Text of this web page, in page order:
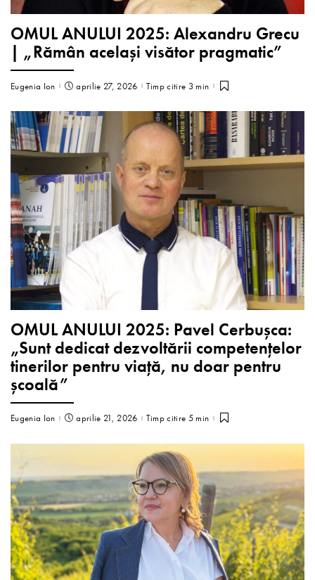
OMUL ANULUI 2025: Alexandru Grecu
| „Rămân același visător pragmatic”
Eugenia Ion aprilie 27, 2026 Timp citire 3 min
OMUL ANULUI 2025: Pavel Cerbușca:
„Sunt dedicat dezvoltării competențelor
tinerilor pentru viață, nu doar pentru
școală”
Eugenia Ion aprilie 21, 2026 Timp citire 5 min